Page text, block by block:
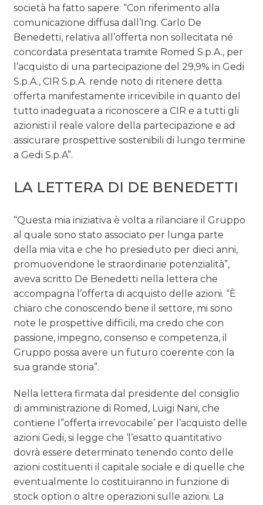
società ha fatto sapere: “Con riferimento alla
comunicazione diffusa dall’Ing. Carlo De
Benedetti, relativa all’offerta non sollecitata né
concordata presentata tramite Romed S.p.A., per
l’acquisto di una partecipazione del 29,9% in Gedi
S.p.A., CIR S.p.A. rende noto di ritenere detta
offerta manifestamente irricevibile in quanto del
tutto inadeguata a riconoscere a CIR e a tutti gli
azionisti il reale valore della partecipazione e ad
assicurare prospettive sostenibili di lungo termine
a Gedi S.p.A”.
LA LETTERA DI DE BENEDETTI
“Questa mia iniziativa è volta a rilanciare il Gruppo
al quale sono stato associato per lunga parte
della mia vita e che ho presieduto per dieci anni,
promuovendone le straordinarie potenzialità”,
aveva scritto De Benedetti nella lettera che
accompagna l’offerta di acquisto delle azioni. “È
chiaro che conoscendo bene il settore, mi sono
note le prospettive difficili, ma credo che con
passione, impegno, consenso e competenza, il
Gruppo possa avere un futuro coerente con la
sua grande storia”.
Nella lettera firmata dal presidente del consiglio
di amministrazione di Romed, Luigi Nani, che
contiene l”offerta irrevocabile’ per l’acquisto delle
azioni Gedi, si legge che ‘l’esatto quantitativo
dovrà essere determinato tenendo conto delle
azioni costituenti il capitale sociale e di quelle che
eventualmente lo costituiranno in funzione di
stock option o altre operazioni sulle azioni. La